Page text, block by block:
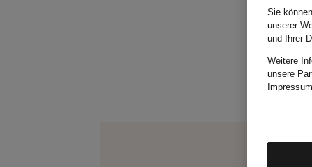
Sie
unserer
und Ihrer
Weitere
unsere
Impressum